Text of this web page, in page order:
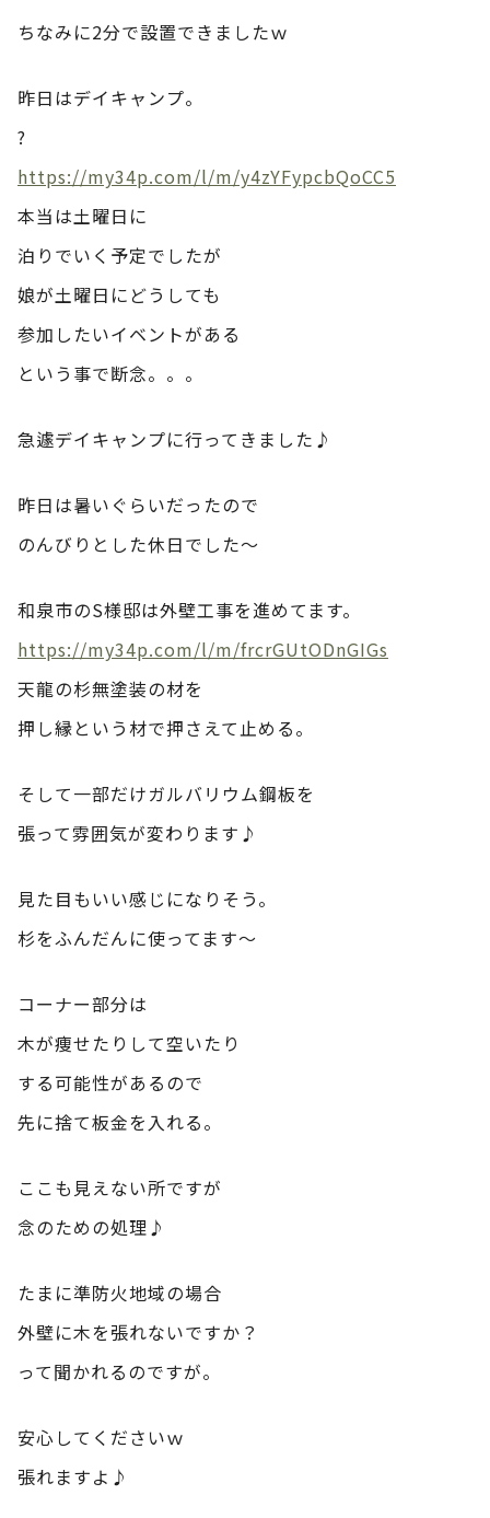
ちなみに2分で設置できましたｗ
昨日はデイキャンプ。
?
https://my34p.com/l/m/y4zYFypcbQoCC5
本当は土曜日に
泊りでいく予定でしたが
娘が土曜日にどうしても
参加したいイベントがある
という事で断念。。。
急遽デイキャンプに行ってきました♪
昨日は暑いぐらいだったので
のんびりとした休日でした～
和泉市のS様邸は外壁工事を進めてます。
https://my34p.com/l/m/frcrGUtODnGIGs
天龍の杉無塗装の材を
押し縁という材で押さえて止める。
そして一部だけガルバリウム鋼板を
張って雰囲気が変わります♪
見た目もいい感じになりそう。
杉をふんだんに使ってます～
コーナー部分は
木が痩せたりして空いたり
する可能性があるので
先に捨て板金を入れる。
ここも見えない所ですが
念のための処理♪
たまに準防火地域の場合
外壁に木を張れないですか？
って聞かれるのですが。
安心してくださいｗ
張れますよ♪